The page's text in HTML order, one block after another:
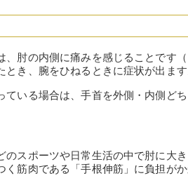
、肘の内側に痛みを感じることです
き、腕をひねるときに症状が出ます
ている場合は、手首を外側・内側ど
のスポーツや日常生活の中で肘に大
く筋肉である「手根伸筋」に負担が